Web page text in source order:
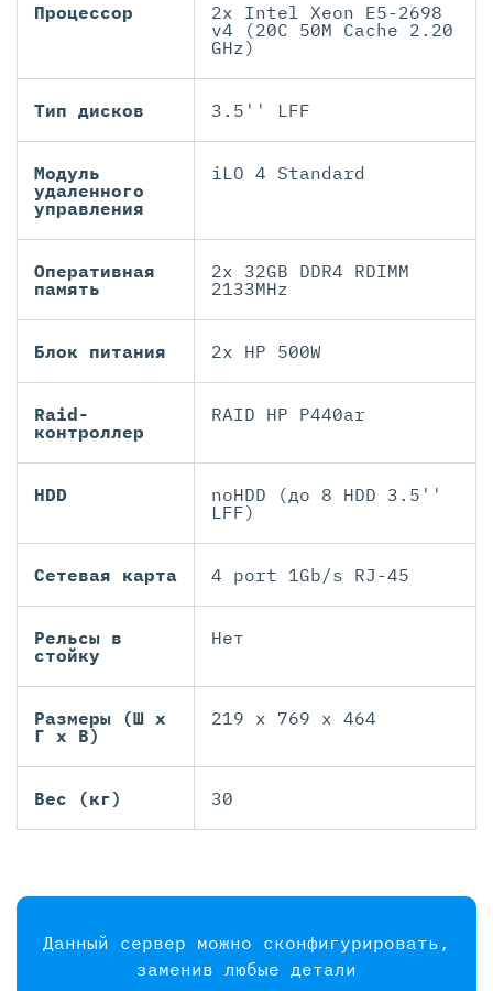
Процессор
2x Intel Xeon E5-2698
v4 (20C 50M Cache 2.20
GHz)
Тип дисков 3.5'' LFF
Модуль
удаленного
управления
iLO 4 Standard
Оперативная
память
2x 32GB DDR4 RDIMM
2133MHz
Блок питания 2x HP 500W
Raid-
контроллер
RAID HP P440ar
HDD
noHDD (до 8 HDD 3.5''
LFF)
Сетевая карта 4 port 1Gb/s RJ-45
Рельсы в
стойку
Нет
Размеры (Ш х
Г х В)
219 x 769 x 464
Вес (кг) 30
Данный сервер можно сконфигурировать,
заменив любые детали